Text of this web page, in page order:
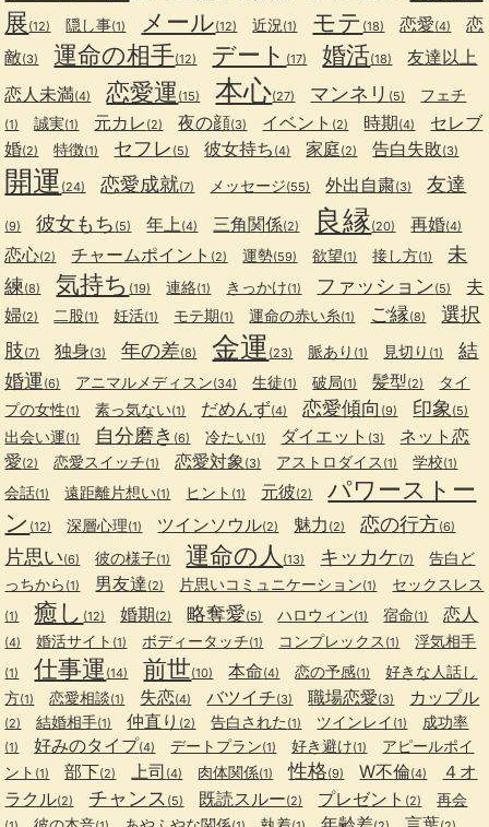
展(12) 隠し事(1) メール(12) 近況 (1) モテ (18) 恋愛(4)
恋
敵(3) 運命の相手(12) デート (17) 婚活(18)
友達以上
恋人未満(4) 恋愛運 (15) 本心(27) マンネリ (5) フェチ
(1) 誠実(1) 元カレ (2) 夜の顔(3) イベント (2) 時期(4)
セレブ
婚(2) 特徴(1) セフレ (5) 彼女持ち (4) 家庭(2) 告白失敗(3)
開運 (24) 恋愛成就(7) メッセージ(55) 外出自粛(3) 友達
(9) 彼女もち (5) 年上 (4) 三角関係(2) 良縁(20) 再婚(4)
恋心(2) チャームポイント (2) 運勢(59) 欲望(1) 接し方(1)
未
練(8) 気持ち (19) 連絡(1) きっかけ(1) ファッション(5)
夫
婦(2) 二股(1) 妊活(1) モテ期(1) 運命の赤い糸(1) ご縁(8)
選択
肢(7) 独身(3) 年の差(8) 金運 (23) 脈あり (1) 見切り (1)
結
婚運(6) アニマルメディスン(34) 生徒(1) 破局(1) 髪型(2)
タイ
プの女性(1) 素っ気ない(1) だめんず(4) 恋愛傾向 (9) 印象 (5)
出会い運(1) 自分磨き (6) 冷たい(1) ダイエット (3)
ネット恋
愛(2) 恋愛スイッチ(1) 恋愛対象 (3) アストロダイス (1) 学校(1)
会話(1) 遠距離片想い(1) ヒント (1) 元彼(2)
パワーストー
ン (12) 深層心理(1) ツインソウル(2) 魅力 (2) 恋の行方(6)
片思い(6) 彼の様子(1) 運命の人 (13) キッカケ(7)
告白ど
っちから (1) 男友達(2) 片思いコミュニケーション(1) セックスレス
(1) 癒し (12) 婚期(2) 略奪愛(5) ハロウィン(1) 宿命(1) 恋人
(4) 婚活サイト (1) ボディータッチ(1) コンプレックス (1) 浮気相手
(1) 仕事運 (14) 前世(10) 本命(4) 恋の予感(1)
好きな人話し
方(1) 恋愛相談(1) 失恋(4) バツイチ(3) 職場恋愛(3) カップル
(2) 結婚相手(1) 仲直り (2) 告白された (1) ツインレイ (1) 成功率
(1) 好みのタイプ(4) デートプラン(1) 好き避け(1)
アピールポイ
ント (1) 部下(2) 上司 (4) 肉体関係(1) 性格(9) W不倫(4)
４オ
ラクル(2) チャンス (5) 既読スルー(2) プレゼント (2) 再会